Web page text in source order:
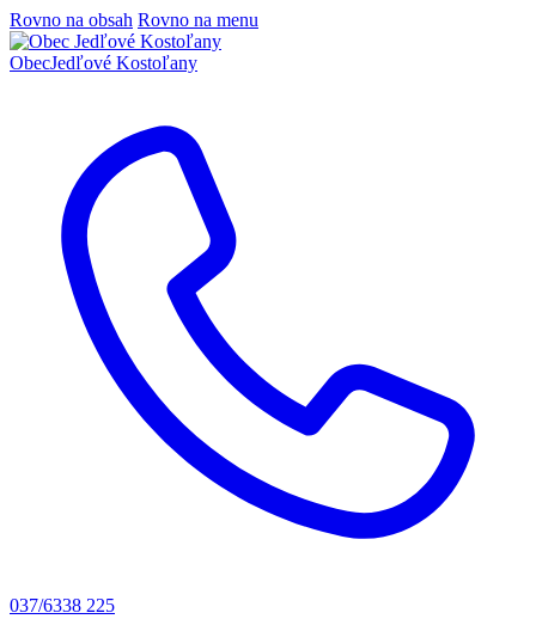
Rovno na obsah Rovno na menu
ObecJedľové Kostoľany
037/6338 225